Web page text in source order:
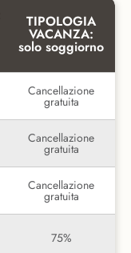
TIPOLOGIA
VACANZA:
solo soggiorno
Cancellazione
gratuita
Cancellazione
gratuita
Cancellazione
gratuita
75%